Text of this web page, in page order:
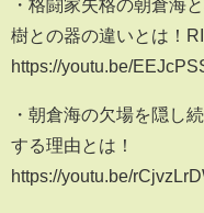
・格闘家失格の朝倉海
樹との器の違いとは！
https://youtu.be/
・朝倉海の欠場を隠し
する理由とは！
https://youtu.be/